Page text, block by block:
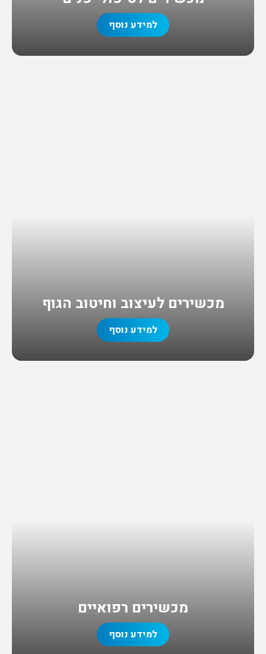
למידע נוסף
מכשירים לעיצוב וחיטוב הגוף
למידע נוסף
מכשירים רפואיים
למידע נוסף